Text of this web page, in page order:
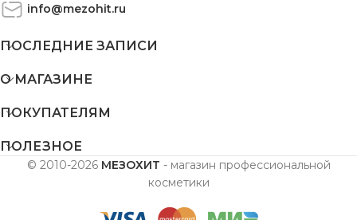
info@mezohit.ru
ПОСЛЕДНИЕ ЗАПИСИ
О МАГАЗИНЕ
ПОКУПАТЕЛЯМ
ПОЛЕЗНОЕ
© 2010-2026 МЕЗОХИТ - магазин профессиональной
косметики